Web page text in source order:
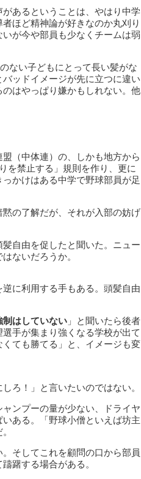
あるということは、やはり中学
ほど精神論が好きなのか丸刈り
が今や部員も少なくチームは弱
ない子どもにとって長い髪がな
ッドイメージが先に立つに違い
はやっぱり嫌かもしれない。他
（中体連）の、しかも地方から
を禁止する」規則を作り、更に
かけはある中学で野球部員が足
の了解だが、それが入部の妨げ
自由を促したと聞いた。ニュー
ないだろうか。
に利用する手もある。頭髪自由
制はしていない 」と聞いたら後者
手が集まり強くなる学校が出て
ても勝てる」と、イメージも変
ろ！」と言いたいのではない。
ンプーの量が少ない、ドライヤ
ある。「野球小僧といえば坊主
。そしてこれを顧問の口から部員
躇する場合がある。